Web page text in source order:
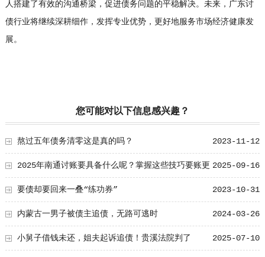
人搭建了有效的沟通桥梁，促进债务问题的平稳解决。未来，广东讨
债行业将继续深耕细作，发挥专业优势，更好地服务市场经济健康发
展。
您可能对以下信息感兴趣？
2023-11-12
熬过五年债务清零这是真的吗？
2025-09-16
2025年南通讨账要具备什么呢？掌握这些技巧要账更
高效 2023-10-31
要债却要回来一叠“练功券”
2024-03-26
内蒙古一男子被债主追债，无路可逃时
2025-07-10
小舅子借钱未还，姐夫起诉追债！贵溪法院判了